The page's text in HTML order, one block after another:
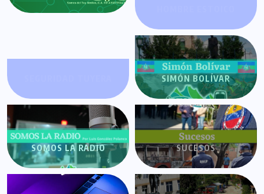
SIMÓN BOLÍVAR
SOMOS LA RADIO SUCESOS